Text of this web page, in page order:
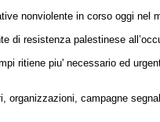
nonviolente in corso oggi nel
di resistenza palestinese
ritiene piu' necessario ed
organizzazioni, campagne